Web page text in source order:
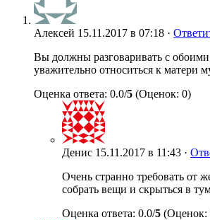
Алексей 15.11.2017 в 07:18 ·
Вы должны разговаривать с
уважительно относиться к матери
Оценка ответа: 0.0/5 (Оценок: 0)
Денис 15.11.2017 в 11:43 ·
Очень странно требовать от
собрать вещи и скрыться в
Оценка ответа: 0.0/5 (Оценок: